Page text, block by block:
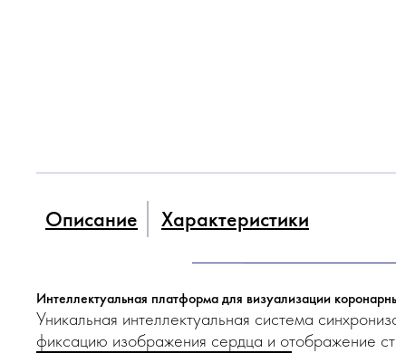
Описание Характеристики
Интеллектуальная платформа для визуализации
Уникальная интеллектуальная система
фиксацию изображения сердца и отображение